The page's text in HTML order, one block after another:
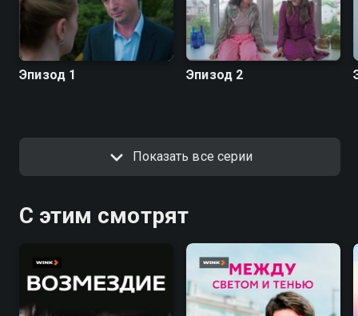
Эпизод 1 Эпизод 2
Показать все серии
С этим смотрят